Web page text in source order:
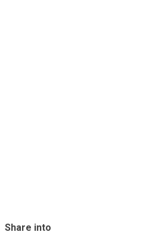
Share into